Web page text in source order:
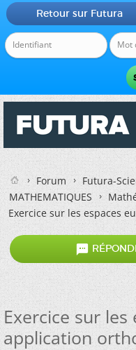
Retour sur Futura
Forum
Futura-
MATHEMATIQUES
Exercice sur les espaces

Exercice sur
application